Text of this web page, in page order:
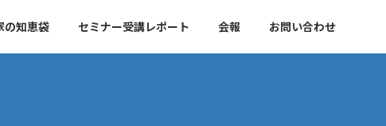
の知恵袋 セミナー受講レポート 会報 お問い合わせ